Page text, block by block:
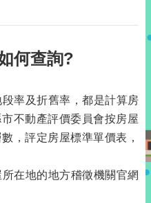
何查詢?
率及折舊率，都是計算房
不動產評價委員會按房屋
，評定房屋標準單價表，
在地的地方稽徵機關官網